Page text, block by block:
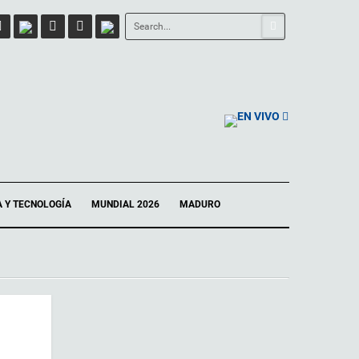
EN VIVO
Y TECNOLOGÍA MUNDIAL 2026 MADURO